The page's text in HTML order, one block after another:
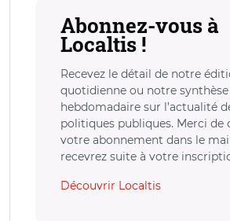
Abonnez-vous à
Localtis !
Recevez le détail de notre
quotidienne ou notre synthèse
hebdomadaire sur l’actualité
politiques publiques. Merci de
votre abonnement dans le
recevrez suite à votre
Découvrir Localtis